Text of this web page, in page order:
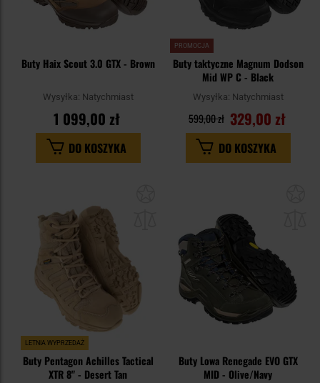
Buty Haix Scout 3.0 GTX - Brown
Wysyłka: Natychmiast
1 099,00 zł
DO KOSZYKA
PROMOCJA
Buty taktyczne Magnum Dodson
Mid WP C - Black
Wysyłka: Natychmiast
329,00 zł
599,00 zł
DO KOSZYKA
LETNIA WYPRZEDAŻ
Buty Pentagon Achilles Tactical
XTR 8" - Desert Tan
Buty Lowa Renegade EVO GTX
MID - Olive/Navy